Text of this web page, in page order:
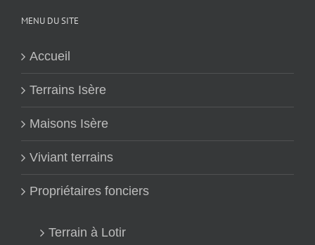
MENU DU SITE
Accueil
Terrains Isère
Maisons Isère
Viviant terrains
Propriétaires fonciers
Terrain à Lotir